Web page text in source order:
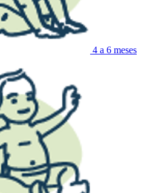
4 a 6 meses